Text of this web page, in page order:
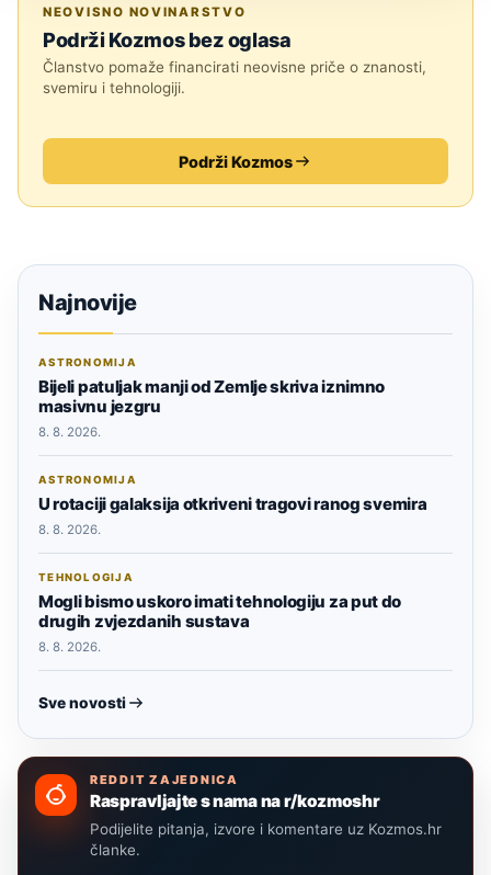
NEOVISNO NOVINARSTVO
Podrži Kozmos bez oglasa
Članstvo pomaže financirati neovisne priče o znanosti,
svemiru i tehnologiji.
Podrži Kozmos
Najnovije
ASTRONOMIJA
Bijeli patuljak manji od Zemlje skriva iznimno
masivnu jezgru
8. 8. 2026.
ASTRONOMIJA
U rotaciji galaksija otkriveni tragovi ranog svemira
8. 8. 2026.
TEHNOLOGIJA
Mogli bismo uskoro imati tehnologiju za put do
drugih zvjezdanih sustava
8. 8. 2026.
Sve novosti
REDDIT ZAJEDNICA
Raspravljajte s nama na r/kozmoshr
Podijelite pitanja, izvore i komentare uz Kozmos.hr
članke.